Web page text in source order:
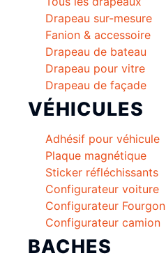
Drapeau sur-mesure
Fanion & accessoire
Drapeau de bateau
Drapeau pour vitre
Drapeau de façade
VÉHICULES
Adhésif pour véhicule
Plaque magnétique
Sticker réfléchissants
Configurateur voiture
Configurateur Fourgon
Configurateur camion
BACHES